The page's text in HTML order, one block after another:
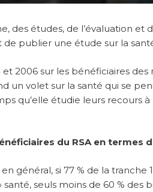
des études, de l’évaluation et
publier une étude sur la
2006 sur les bénéficiaires
un volet sur la santé qui se
qu’elle étudie leurs recours
du RSA en termes
général, si 77 % de la
santé, seuls moins de 60 %